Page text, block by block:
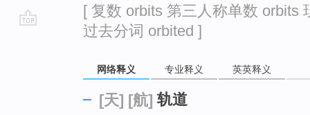
[ 复数 orbits 第三人称单数 orbits
过去分词 orbited ]
网络释义 专业释义 英英释义
[天] [航] 轨道